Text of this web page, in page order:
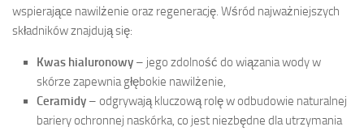
wspierające nawilżenie oraz regenerację. Wśród najważniejszych
składników znajdują się:
Kwas hialuronowy – jego zdolność do wiązania wody w
skórze zapewnia głębokie nawilżenie,
Ceramidy – odgrywają kluczową rolę w odbudowie naturalnej
bariery ochronnej naskórka, co jest niezbędne dla utrzymania